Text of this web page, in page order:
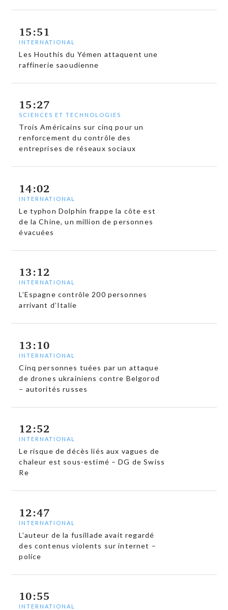
15:51
INTERNATIONAL
Les Houthis du Yémen attaquent une
raffinerie saoudienne
15:27
SCIENCES ET TECHNOLOGIES
Trois Américains sur cinq pour un
renforcement du contrôle des
entreprises de réseaux sociaux
14:02
INTERNATIONAL
Le typhon Dolphin frappe la côte est
de la Chine, un million de personnes
évacuées
13:12
INTERNATIONAL
L’Espagne contrôle 200 personnes
arrivant d’Italie
13:10
INTERNATIONAL
Cinq personnes tuées par un attaque
de drones ukrainiens contre Belgorod
– autorités russes
12:52
INTERNATIONAL
Le risque de décès liés aux vagues de
chaleur est sous-estimé – DG de Swiss
Re
12:47
INTERNATIONAL
L’auteur de la fusillade avait regardé
des contenus violents sur internet –
police
10:55
INTERNATIONAL